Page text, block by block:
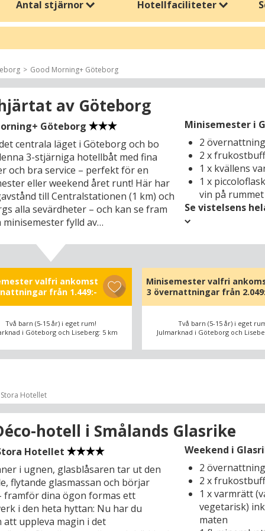
eller delta i aktiviteter, medan du njuter av välbefinnande och
vandra i Österrikes alper eller vid Gardasjön, och besök
med upplevelser. Pingsthelgen är också perfekt för korta
en avkopplande semester med wellness och pool, eller en
weekendresor eller vistelser på egen hand, där du kan njuta av
faciliteter och aktiviteter för både barn och vuxna, så att din
allt från natur och kultur till avkoppling och välbefinnande.
Antal stjärnor Hotellfaciliteter
Good Morning+ Göteborg
av Göteborg
Göteborg
centrala läget i Göteborg och bo
3-stjärniga hotellbåt med fina
och bra service – perfekt för en
eller weekend året runt! Här har
till Centralstationen (1 km) och
alla sevärdheter – och kan se fram
minisemester fylld av
i fina shoppingmöjligheter i
(1 km) och längs med Avenyn som
kantad av restauranger och barer. Du
gå på upptäcktsfärd genom
regnskog (3,5 km), se vackra
låta öronen fyllas av ljuv musik på
(1 km). Tillbaka på hotellet kan du
det sköna läget på Göta Älv, där du
har en särskild form för humor
Det är därför du kan fråga efter
när du ska besöka den runda
som egentligen är döpt till
(3 km), eller efter ”Feskekôrkan”
du vill köpa räkor. På saluhallen är
lika hög som taket och denna
med havsdelikatesser i alla
faktiskt en av Göteborgs mest kända
Minisemester i
2
2 x
1 x kvällens
1 x
vin på
Se vistelsens
valfri ankomst
från 1.449:-
Två barn (5-15 år) i eget rum!
i Göteborg och Liseberg: 5 km
Minisemester valfri
3 övernattningar från
Två barn (5-15 år) i eget
Julmarknad i Göteborg och
Hotellet
hotell i Smålands Glasrike
Hotellet
i ugnen, glasblåsaren tar ut den
flytande glasmassan och börjar
framför dina ögon formas ett
i den heta hyttan: Nu har du
att uppleva magin i det
Weekend i
2
2 x
1 x varmrätt
vegetarisk)
maten